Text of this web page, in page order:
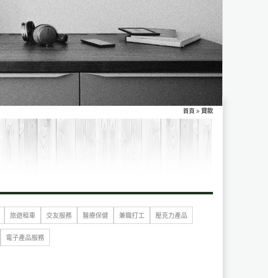
首頁 貸款
旅遊租車 交友服務 醫療保健 兼職打工 壓克力產品
電子產品服務